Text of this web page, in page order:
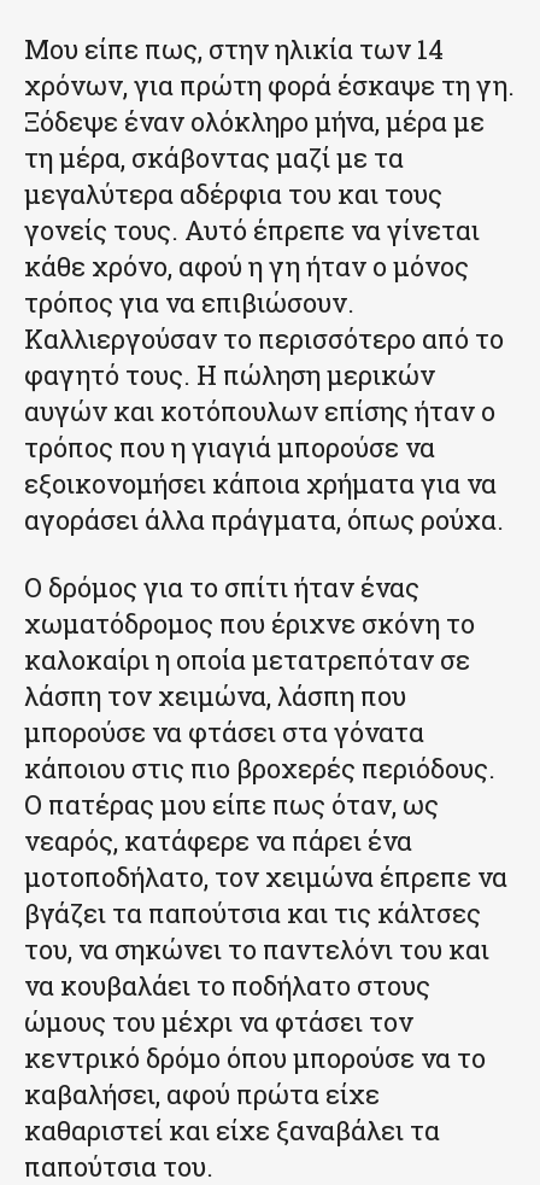
Μου είπε πως, στην ηλικία των 14
χρόνων, για πρώτη φορά έσκαψε τη γη.
Ξόδεψε έναν ολόκληρο μήνα, μέρα με
τη μέρα, σκάβοντας μαζί με τα
μεγαλύτερα αδέρφια του και τους
γονείς τους. Αυτό έπρεπε να γίνεται
κάθε χρόνο, αφού η γη ήταν ο μόνος
τρόπος για να επιβιώσουν.
Καλλιεργούσαν το περισσότερο από το
φαγητό τους. Η πώληση μερικών
αυγών και κοτόπουλων επίσης ήταν ο
τρόπος που η γιαγιά μπορούσε να
εξοικονομήσει κάποια χρήματα για να
αγοράσει άλλα πράγματα, όπως ρούχα.
Ο δρόμος για το σπίτι ήταν ένας
χωματόδρομος που έριχνε σκόνη το
καλοκαίρι η οποία μετατρεπόταν σε
λάσπη τον χειμώνα, λάσπη που
μπορούσε να φτάσει στα γόνατα
κάποιου στις πιο βροχερές περιόδους.
Ο πατέρας μου είπε πως όταν, ως
νεαρός, κατάφερε να πάρει ένα
μοτοποδήλατο, τον χειμώνα έπρεπε να
βγάζει τα παπούτσια και τις κάλτσες
του, να σηκώνει το παντελόνι του και
να κουβαλάει το ποδήλατο στους
ώμους του μέχρι να φτάσει τον
κεντρικό δρόμο όπου μπορούσε να το
καβαλήσει, αφού πρώτα είχε
καθαριστεί και είχε ξαναβάλει τα
παπούτσια του.